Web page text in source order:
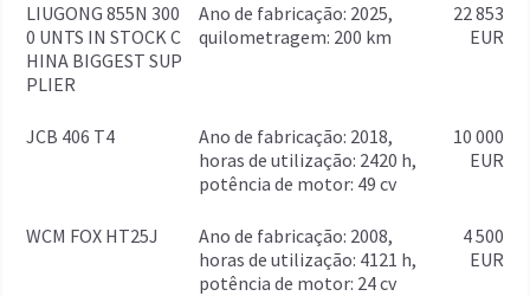
LIUGONG 855N 300
0 UNTS IN STOCK C
HINA BIGGEST SUP
PLIER
ano de fabricação: 2025,
quilometragem: 200 km
22 853
EUR
JCB 406 T4
ano de fabricação: 2018,
horas de utilização: 2420 h,
potência de motor: 49 cv
10 000
EUR
WCM FOX HT25J
ano de fabricação: 2008,
horas de utilização: 4121 h,
potência de motor: 24 cv
4 500
EUR